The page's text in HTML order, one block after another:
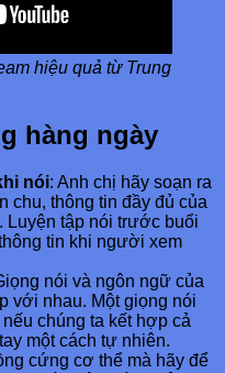
hiệu quả từ Trung
hàng ngày
nói: Anh chị hãy soạn ra
chu, thông tin đầy đủ của
Luyện tập nói trước buổi
tin khi người xem
nói và ngôn ngữ của
với nhau. Một giọng nói
chúng ta kết hợp cả
một cách tự nhiên.
cứng cơ thể mà hãy để